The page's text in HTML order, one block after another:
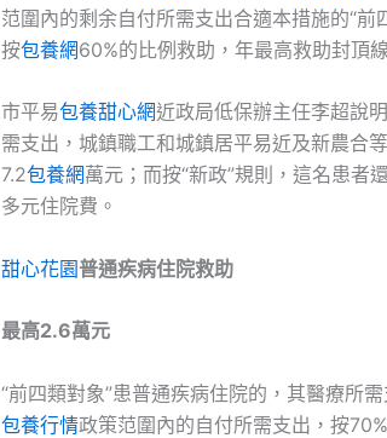
范圍內的剩余自付所需支出合適本措施的“前
按包養網60%的比例救助，年最高救助封頂
市平易包養甜心網近政局低保辦主任李超說
需支出，城鎮職工和城鎮居平易近及新農合
7.2包養網萬元；而按“新政”規則，這名患者
多元住院費。
甜心花園普通疾病住院救助
最高2.6萬元
“前四類對象”患普通疾病住院的，其醫療所
包養行情政策范圍內的自付所需支出，按